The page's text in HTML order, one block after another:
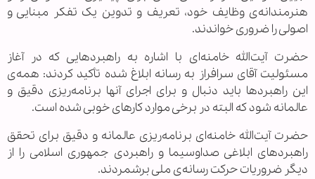
هنرمندانه‌ی وظایف خود، تعریف و تدوین یک تفکر مبنایی و
اصولی را ضروری خواندند.
حضرت آیت‌الله خامنه‌ای با اشاره به راهبردهایی که در آغاز
مسئولیت آقای سرافراز به رسانه ابلاغ شده تأکید کردند: همه‌ی
این راهبردها باید دنبال و برای اجرای آنها برنامه‌ریزی دقیق و
عالمانه شود که البته در برخی موارد کارهای خوبی شده است.
حضرت آیت‌الله خامنه‌ای برنامه‌ریزی عالمانه و دقیق برای تحقق
راهبردهای ابلاغی صداوسیما و راهبردی جمهوری اسلامی را از
دیگر ضروریات حرکت رسانه‌ی ملی برشمردند.